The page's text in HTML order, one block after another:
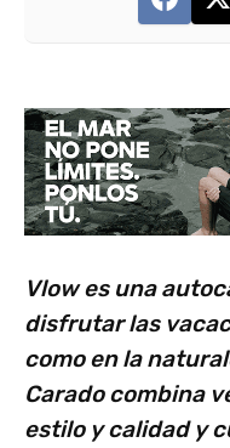
Vlow es una
disfrutar las
como en la
Carado combina
estilo y calidad y